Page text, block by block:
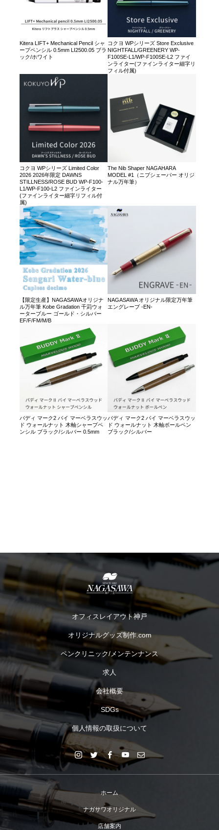
Kitera LIFT+ Mechanical Pencil シャ
ープペンシル 0.5mm LI2500.05 ブラ
ック/ホワイト
コクヨ WPシリーズ Store Exclusive
NIGHTFALL/GREENERY WP-
F100SE-L1/WP-F100SE-L2 ファイ
ンライター(ファインライター細字リ
フィル付属)
コクヨ WPシリーズ Limited Color
2026 2026年限定 DAWNS
STILLNESS/ROSE BUD WP-F100-
L1/WP-F100-L2 ファインライター
(ファインライター細字リフィル付
属)
The Nib Shaper NAGAHARA
MODEL #1（ニブシェーパー オリジ
ナル万年筆）
【限定生産】NAGASAWAオリジナ
ル万年筆 Kobe Gradation 千苅ウォ
ーターブルー ゴールド・シルバー
EF/F/FM/M/B
NAGASAWA オリジナル限定万年筆
エングレーブ -EN-
バディ マーク2 バイ マーベラスウッ
ド ウォールナット 木軸シャープペ
ンシル ブラック/シルバー 0.5mm
バディ マーク2 バイ マーベラスウッ
ド ウォールナット 木軸ボールペン
ブラック/シルバー
オフィスレイアウト神戸
オリジナルグッズ制作.com
ペンクリニック/メンテンナンス
求人
会社概要
SDGs
個人情報の取扱について
ホーム
ナガサワオリジナル
店舗案内